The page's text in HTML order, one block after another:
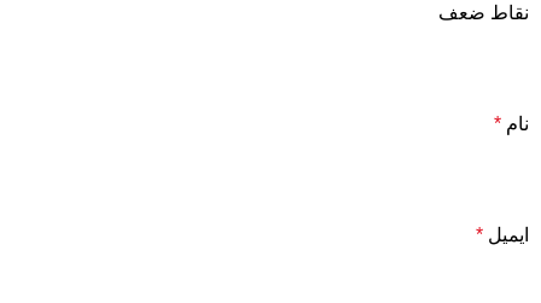
نقاط ضعف
نام *
ایمیل *